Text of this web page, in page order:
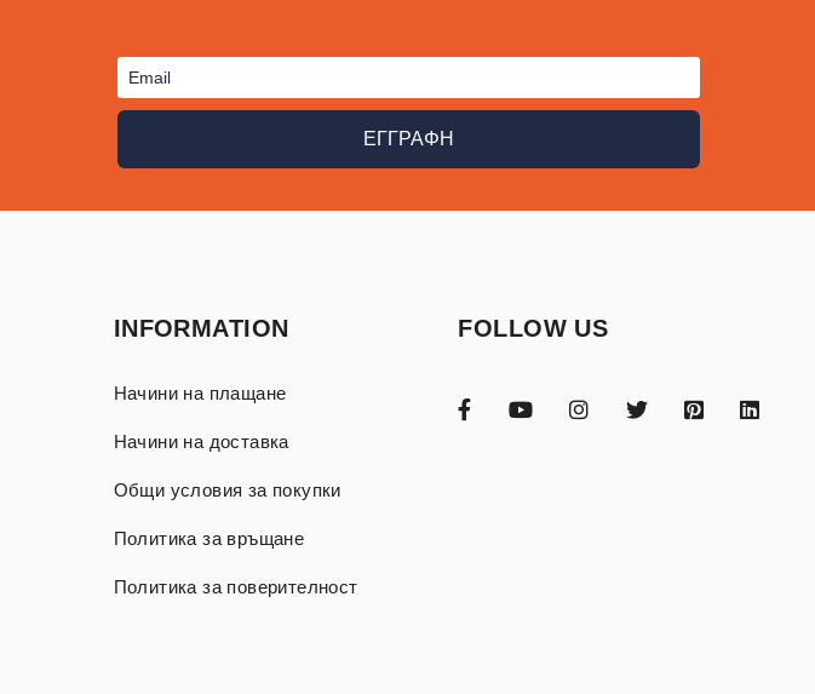
ΕΓΓΡΑΦΗ
INFORMATION
Начини на плащане
Начини на доставка
Общи условия за покупки
Политика за връщане
Политика за поверителност
FOLLOW US